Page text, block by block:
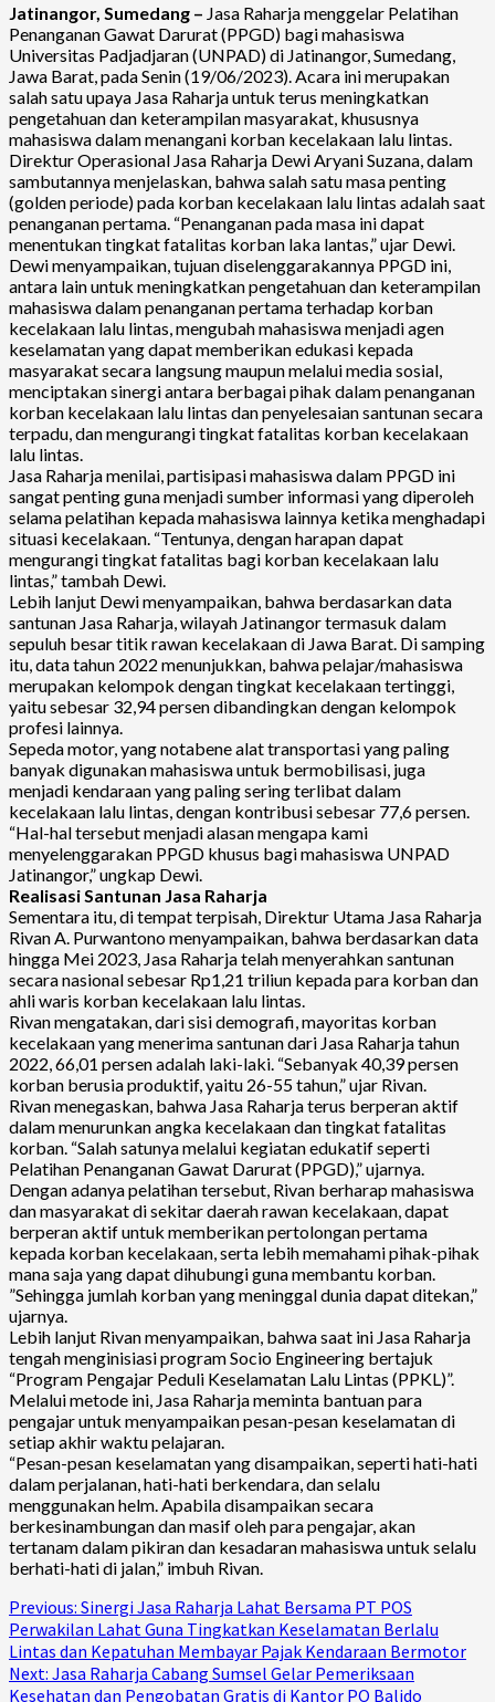
Jatinangor, Sumedang – Jasa Raharja menggelar Pelatihan
Penanganan Gawat Darurat (PPGD) bagi mahasiswa
Universitas Padjadjaran (UNPAD) di Jatinangor, Sumedang,
Jawa Barat, pada Senin (19/06/2023). Acara ini merupakan
salah satu upaya Jasa Raharja untuk terus meningkatkan
pengetahuan dan keterampilan masyarakat, khususnya
mahasiswa dalam menangani korban kecelakaan lalu lintas.
Direktur Operasional Jasa Raharja Dewi Aryani Suzana, dalam
sambutannya menjelaskan, bahwa salah satu masa penting
(golden periode) pada korban kecelakaan lalu lintas adalah saat
penanganan pertama. “Penanganan pada masa ini dapat
menentukan tingkat fatalitas korban laka lantas,” ujar Dewi.
Dewi menyampaikan, tujuan diselenggarakannya PPGD ini,
antara lain untuk meningkatkan pengetahuan dan keterampilan
mahasiswa dalam penanganan pertama terhadap korban
kecelakaan lalu lintas, mengubah mahasiswa menjadi agen
keselamatan yang dapat memberikan edukasi kepada
masyarakat secara langsung maupun melalui media sosial,
menciptakan sinergi antara berbagai pihak dalam penanganan
korban kecelakaan lalu lintas dan penyelesaian santunan secara
terpadu, dan mengurangi tingkat fatalitas korban kecelakaan
lalu lintas.
Jasa Raharja menilai, partisipasi mahasiswa dalam PPGD ini
sangat penting guna menjadi sumber informasi yang diperoleh
selama pelatihan kepada mahasiswa lainnya ketika menghadapi
situasi kecelakaan. “Tentunya, dengan harapan dapat
mengurangi tingkat fatalitas bagi korban kecelakaan lalu
lintas,” tambah Dewi.
Lebih lanjut Dewi menyampaikan, bahwa berdasarkan data
santunan Jasa Raharja, wilayah Jatinangor termasuk dalam
sepuluh besar titik rawan kecelakaan di Jawa Barat. Di samping
itu, data tahun 2022 menunjukkan, bahwa pelajar/mahasiswa
merupakan kelompok dengan tingkat kecelakaan tertinggi,
yaitu sebesar 32,94 persen dibandingkan dengan kelompok
profesi lainnya.
Sepeda motor, yang notabene alat transportasi yang paling
banyak digunakan mahasiswa untuk bermobilisasi, juga
menjadi kendaraan yang paling sering terlibat dalam
kecelakaan lalu lintas, dengan kontribusi sebesar 77,6 persen.
“Hal-hal tersebut menjadi alasan mengapa kami
menyelenggarakan PPGD khusus bagi mahasiswa UNPAD
Jatinangor,” ungkap Dewi.
Realisasi Santunan Jasa Raharja
Sementara itu, di tempat terpisah, Direktur Utama Jasa Raharja
Rivan A. Purwantono menyampaikan, bahwa berdasarkan data
hingga Mei 2023, Jasa Raharja telah menyerahkan santunan
secara nasional sebesar Rp1,21 triliun kepada para korban dan
ahli waris korban kecelakaan lalu lintas.
Rivan mengatakan, dari sisi demografi, mayoritas korban
kecelakaan yang menerima santunan dari Jasa Raharja tahun
2022, 66,01 persen adalah laki-laki. “Sebanyak 40,39 persen
korban berusia produktif, yaitu 26-55 tahun,” ujar Rivan.
Rivan menegaskan, bahwa Jasa Raharja terus berperan aktif
dalam menurunkan angka kecelakaan dan tingkat fatalitas
korban. “Salah satunya melalui kegiatan edukatif seperti
Pelatihan Penanganan Gawat Darurat (PPGD),” ujarnya.
Dengan adanya pelatihan tersebut, Rivan berharap mahasiswa
dan masyarakat di sekitar daerah rawan kecelakaan, dapat
berperan aktif untuk memberikan pertolongan pertama
kepada korban kecelakaan, serta lebih memahami pihak-pihak
mana saja yang dapat dihubungi guna membantu korban.
”Sehingga jumlah korban yang meninggal dunia dapat ditekan,”
ujarnya.
Lebih lanjut Rivan menyampaikan, bahwa saat ini Jasa Raharja
tengah menginisiasi program Socio Engineering bertajuk
“Program Pengajar Peduli Keselamatan Lalu Lintas (PPKL)”.
Melalui metode ini, Jasa Raharja meminta bantuan para
pengajar untuk menyampaikan pesan-pesan keselamatan di
setiap akhir waktu pelajaran.
“Pesan-pesan keselamatan yang disampaikan, seperti hati-hati
dalam perjalanan, hati-hati berkendara, dan selalu
menggunakan helm. Apabila disampaikan secara
berkesinambungan dan masif oleh para pengajar, akan
tertanam dalam pikiran dan kesadaran mahasiswa untuk selalu
berhati-hati di jalan,” imbuh Rivan.
Continue
Reading
Previous: Sinergi Jasa Raharja Lahat Bersama PT POS
Perwakilan Lahat Guna Tingkatkan Keselamatan Berlalu
Lintas dan Kepatuhan Membayar Pajak Kendaraan Bermotor
Next: Jasa Raharja Cabang Sumsel Gelar Pemeriksaan
Kesehatan dan Pengobatan Gratis di Kantor PO Balido